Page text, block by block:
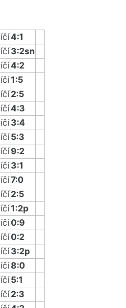
4:1
3:2sn
4:2
1:5
2:5
4:3
3:4
5:3
9:2
3:1
7:0
2:5
1:2p
0:9
0:2
3:2p
8:0
5:1
2:3